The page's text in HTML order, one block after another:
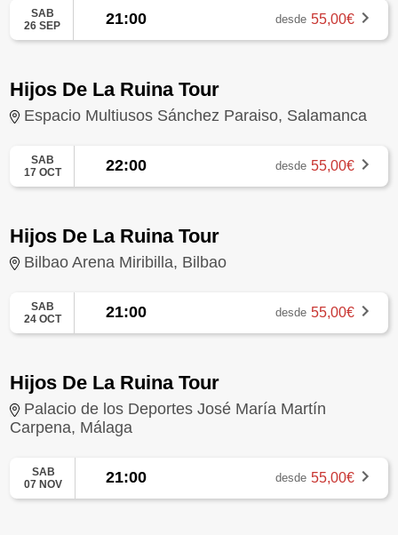
SAB
26 SEP
21:00 desde 55,00€
Hijos De La Ruina Tour
Espacio Multiusos Sánchez Paraiso, Salamanca
SAB
17 OCT
22:00 desde 55,00€
Hijos De La Ruina Tour
Bilbao Arena Miribilla, Bilbao
SAB
24 OCT
21:00 desde 55,00€
Hijos De La Ruina Tour
Palacio de los Deportes José María Martín
Carpena, Málaga
SAB
07 NOV
21:00 desde 55,00€